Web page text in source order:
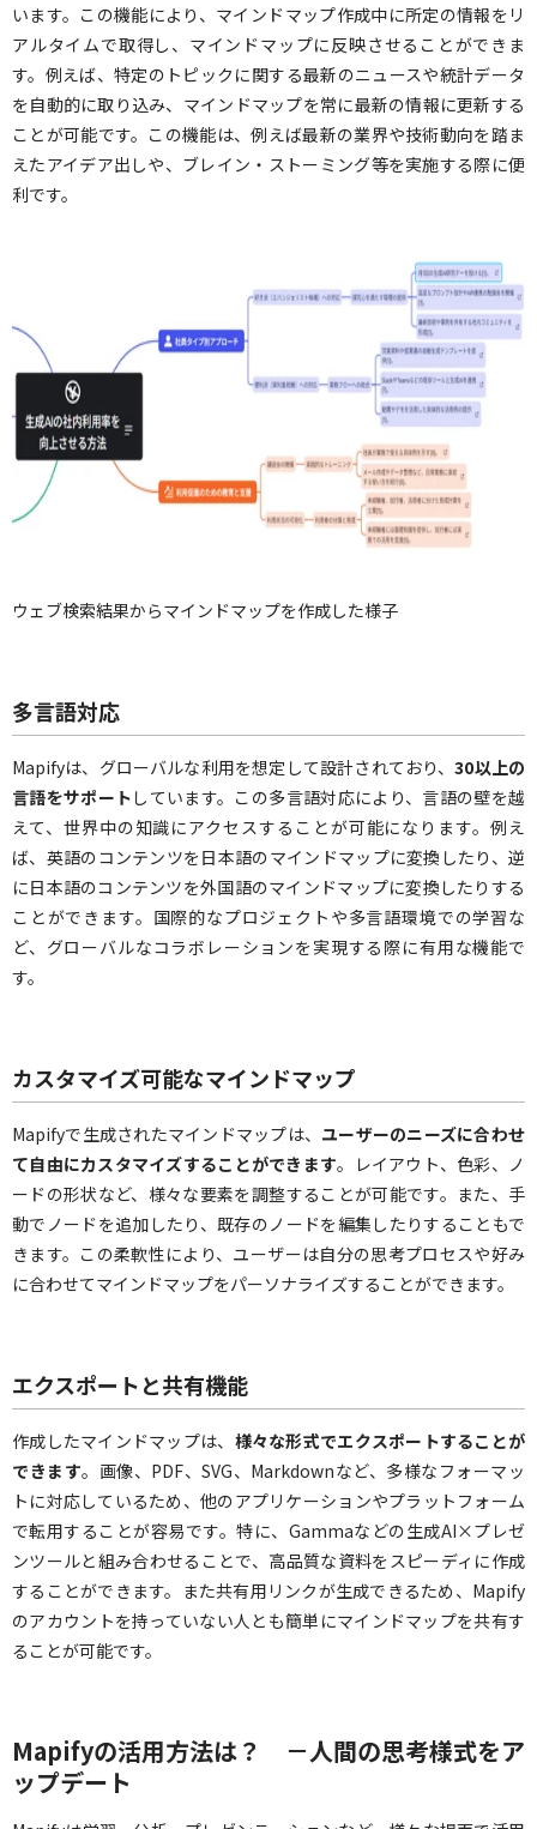
います。この機能により、マインドマップ作成中に所定の情報をリ
アルタイムで取得し、マインドマップに反映させることができま
す。例えば、特定のトピックに関する最新のニュースや統計データ
を自動的に取り込み、マインドマップを常に最新の情報に更新する
ことが可能です。この機能は、例えば最新の業界や技術動向を踏ま
えたアイデア出しや、ブレイン・ストーミング等を実施する際に便
利です。
ウェブ検索結果からマインドマップを作成した様子
多言語対応
Mapifyは、グローバルな利用を想定して設計されており、30以上の
言語をサポート しています。この多言語対応により、言語の壁を越
えて、世界中の知識にアクセスすることが可能になります。例え
ば、英語のコンテンツを日本語のマインドマップに変換したり、逆
に日本語のコンテンツを外国語のマインドマップに変換したりする
ことができます。国際的なプロジェクトや多言語環境での学習な
ど、グローバルなコラボレーションを実現する際に有用な機能で
す。
カスタマイズ可能なマインドマップ
Mapifyで生成されたマインドマップは、 ユーザーのニーズに合わせ
て自由にカスタマイズすることができます。レイアウト、色彩、ノ
ードの形状など、様々な要素を調整することが可能です。また、手
動でノードを追加したり、既存のノードを編集したりすることもで
きます。この柔軟性により、ユーザーは自分の思考プロセスや好み
に合わせてマインドマップをパーソナライズすることができます。
エクスポートと共有機能
作成したマインドマップは、 様々な形式でエクスポートすることが
できます。画像、PDF、SVG、Markdownなど、多様なフォーマッ
トに対応しているため、他のアプリケーションやプラットフォーム
で転用することが容易です。特に、Gammaなどの生成AI×プレゼ
ンツールと組み合わせることで、高品質な資料をスピーディに作成
することができます。また共有用リンクが生成できるため、Mapify
のアカウントを持っていない人とも簡単にマインドマップを共有す
ることが可能です。
Mapifyの活用方法は？ －人間の思考様式をア
ップデート